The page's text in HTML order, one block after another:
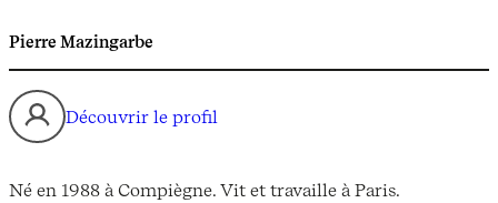
Pierre Mazingarbe
Découvrir le profil
Né en 1988 à Compiègne. Vit et travaille à Paris.